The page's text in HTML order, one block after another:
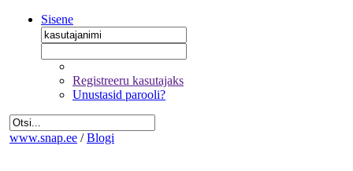
Sisene
Registreeru kasutajaks
Unustasid parooli?
www.snap.ee / Blogi